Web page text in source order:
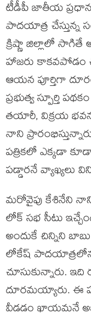
టీడీపీ జాతీయ
పాదయాత్ర
క్రిష్ణా జిల్లాలో సాగితే
హాజరు కాకవపోడం
ఆయన పూర్తిగా
ప్రభుత్వ స్పూర్తి
తయారీ, విక్రయ
నాని
పత్రికలో ఎక్కడా
పడ్డారనే వ్యాఖ్యలు
మరోవైపు కేశినేని
లోక్ సభ సీటు
అందుకే చిన్నిని బాబు
లోకేష్
చూసుకున్నారు.
దూరమయ్యారు. ఈ
వీడడం ఖాయమనే